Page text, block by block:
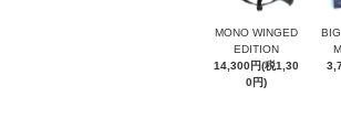
MONO WINGED
EDITION
14,300円(税1,30
0円)